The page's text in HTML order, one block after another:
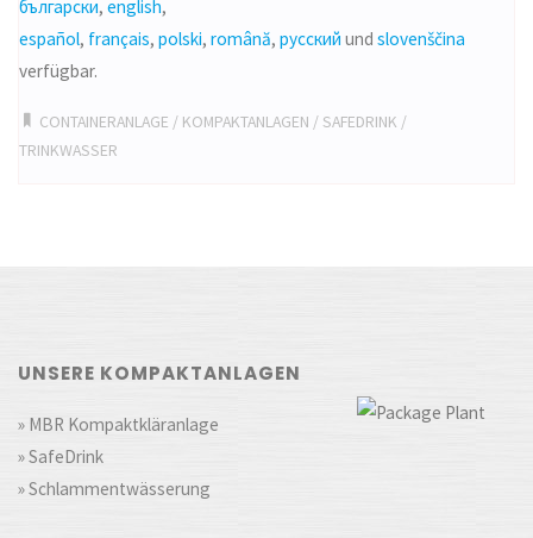
български,english,
español, français,polski,română,русский undslovenščina
verfügbar.
CONTAINERANLAGE / KOMPAKTANLAGEN / SAFEDRINK /
TRINKWASSER
UNSERE KOMPAKTANLAGEN
» MBR Kompaktkläranlage
» SafeDrink
» Schlammentwässerung